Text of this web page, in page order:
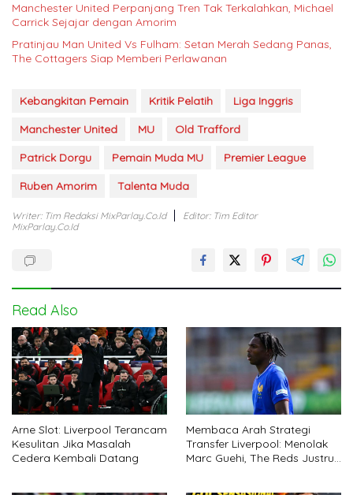
Manchester United Perpanjang Tren Tak Terkalahkan, Michael
Carrick Sejajar dengan Amorim
Pratinjau Man United Vs Fulham: Setan Merah Sedang Panas,
The Cottagers Siap Memberi Perlawanan
Kebangkitan Pemain Kritik Pelatih
Liga Inggris
Manchester United
MU
Old Trafford
Patrick Dorgu
Pemain Muda MU
Premier League
Ruben Amorim
Talenta Muda
Writer: Tim Redaksi MixParlay.co.id
Editor: Tim Editor
MixParlay.co.id
Read Also
Arne Slot: Liverpool Terancam
Kesulitan Jika Masalah
Cedera Kembali Datang
Membaca Arah Strategi
Transfer Liverpool: Menolak
Marc Guehi, The Reds Justru